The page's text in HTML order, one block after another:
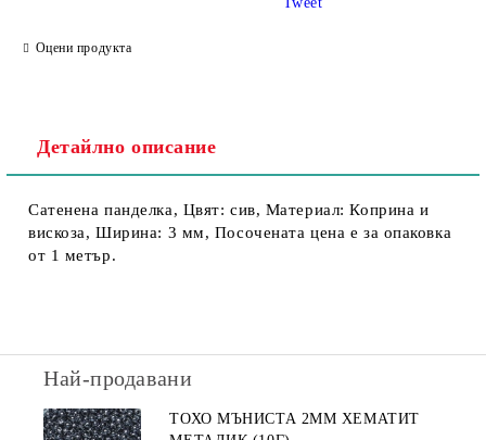
Оцени продукта
Детайлно описание
Сатенена панделка, Цвят: сив, Материал: Коприна и
вискоза, Ширина: 3 мм, Посочената цена е за опаковка
от 1 метър.
Най-продавани
ТОХО МЪНИСТА 2ММ ХЕМАТИТ